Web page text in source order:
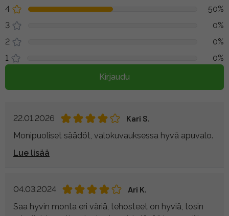
4
50%
3
0%
2
0%
1
0%
Kirjaudu
22.01.2026
Kari S.
Monipuoliset säädöt, valokuvauksessa hyvä apuvalo.
Lue lisää
04.03.2024
Ari K.
Saa hyvin monta eri väriä, tehosteet on hyviä, tosin